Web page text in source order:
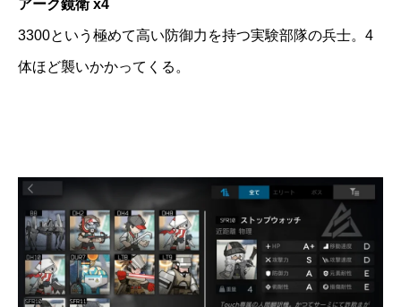
アーク鏡衛 x4
3300という極めて高い防御力を持つ実験部隊の兵士。4
体ほど襲いかかってくる。